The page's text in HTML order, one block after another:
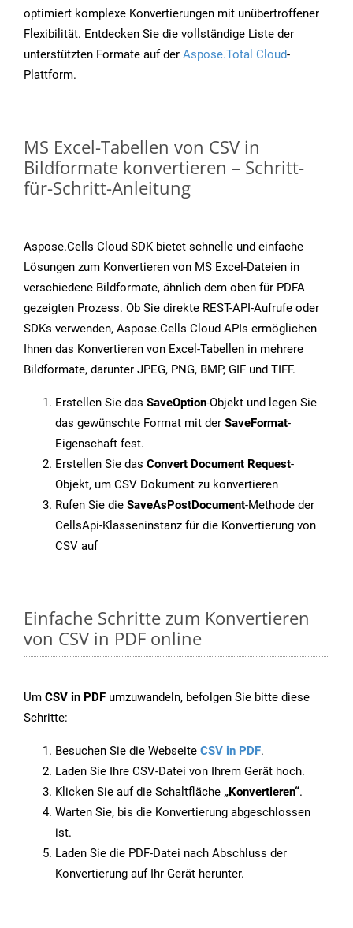
optimiert komplexe Konvertierungen mit unübertroffener
Flexibilität. Entdecken Sie die vollständige Liste der
unterstützten Formate auf der Aspose.Total Cloud-
Plattform.
MS Excel-Tabellen von CSV in
Bildformate konvertieren – Schritt-
für-Schritt-Anleitung
Aspose.Cells Cloud SDK bietet schnelle und einfache
Lösungen zum Konvertieren von MS Excel-Dateien in
verschiedene Bildformate, ähnlich dem oben für PDFA
gezeigten Prozess. Ob Sie direkte REST-API-Aufrufe oder
SDKs verwenden, Aspose.Cells Cloud APIs ermöglichen
Ihnen das Konvertieren von Excel-Tabellen in mehrere
Bildformate, darunter JPEG, PNG, BMP, GIF und TIFF.
Erstellen Sie das SaveOption-Objekt und legen Sie
das gewünschte Format mit der SaveFormat-
Eigenschaft fest.
Erstellen Sie das Convert Document Request-
Objekt, um CSV Dokument zu konvertieren
Rufen Sie die SaveAsPostDocument-Methode der
CellsApi-Klasseninstanz für die Konvertierung von
CSV auf
Einfache Schritte zum Konvertieren
von CSV in PDF online
Um CSV in PDF umzuwandeln, befolgen Sie bitte diese
Schritte:
Besuchen Sie die Webseite CSV in PDF.
Laden Sie Ihre CSV-Datei von Ihrem Gerät hoch.
Klicken Sie auf die Schaltfläche „Konvertieren“.
Warten Sie, bis die Konvertierung abgeschlossen
ist.
Laden Sie die PDF-Datei nach Abschluss der
Konvertierung auf Ihr Gerät herunter.